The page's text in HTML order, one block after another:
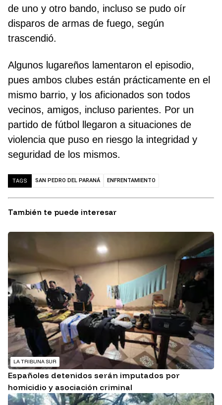
de uno y otro bando, incluso se pudo oír
disparos de armas de fuego, según
trascendió.
Algunos lugareños lamentaron el episodio,
pues ambos clubes están prácticamente en el
mismo barrio, y los aficionados son todos
vecinos, amigos, incluso parientes. Por un
partido de fútbol llegaron a situaciones de
violencia que puso en riesgo la integridad y
seguridad de los mismos.
TAGS SAN PEDRO DEL PARANÁ ENFRENTAMIENTO
También te puede interesar
LA TRIBUNA SUR
Españoles detenidos serán imputados por
homicidio y asociación criminal